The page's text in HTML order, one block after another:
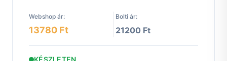
Webshop ár: Bolti ár:
13780 Ft 21200 Ft
KÉSZLETEN